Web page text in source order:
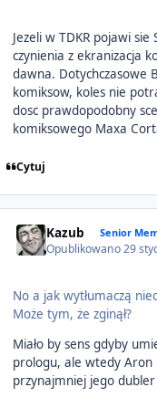
Jezeli w TDKR pojawi
czynienia z ekranizacja
dawna. Dotychczasowe
komiksow, koles nie
dosc prawdopodobny
komiksowego Maxa
Cytuj
Kazub Senior
Opublikowano29
No a jak wytłumaczą
Może tym, że zginął?
Miało by sens gdyby
prologu, ale wtedy Aron
przynajmniej jego